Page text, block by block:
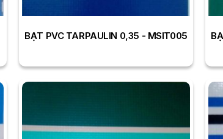
BẠT PVC TARPAULIN 0,35 - MSIT005